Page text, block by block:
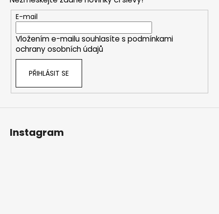
E-mail
Vložením e-mailu souhlasíte s podmínkami
ochrany osobních údajů
PŘIHLÁSIT SE
Instagram